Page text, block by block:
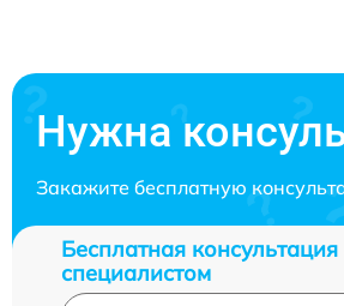
Нужна
Закажите бесплатную
Бесплатная консультация
специалистом